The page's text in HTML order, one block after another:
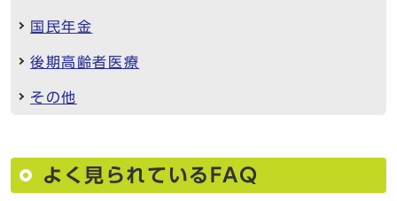
国民年金
後期高齢者医療
その他
よく見られているFAQ